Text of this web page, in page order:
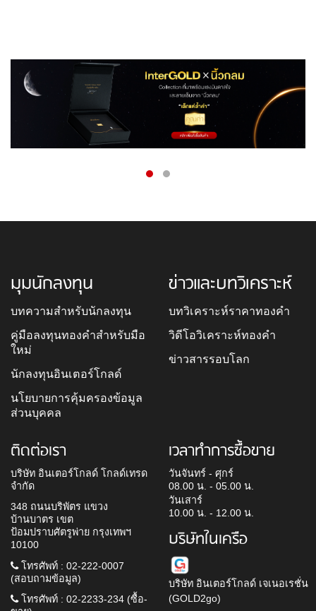
มุมนักลงทุน
บทความสำหรับนักลงทุน
คู่มือลงทุนทองคำสำหรับมือ
ใหม่
นักลงทุนอินเตอร์โกลด์
นโยบายการคุ้มครองข้อมูล
ส่วนบุคคล
ข่าวและบทวิเคราะห์
บทวิเคราะห์ราคาทองคำ
วิดีโอวิเคราะห์ทองคำ
ข่าวสารรอบโลก
ติดต่อเรา
บริษัท อินเตอร์โกลด์ โกลด์เทรด
จำกัด
348 ถนนบริพัตร แขวง
บ้านบาตร เขต
ป้อมปราบศัตรูพ่าย กรุงเทพฯ
10100
โทรศัพท์ : 02-222-0007
(สอบถามข้อมูล)
โทรศัพท์ : 02-2233-234 (ซื้อ-
เวลาทำการซื้อขาย
วันจันทร์ - ศุกร์
08.00 น. - 05.00 น.
วันเสาร์
10.00 น. - 12.00 น.
บริษัทในเครือ
บริษัท อินเตอร์โกลด์ เจเนอเรชั่น
(GOLD2go)